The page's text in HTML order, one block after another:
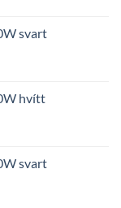
svart
hvítt
svart